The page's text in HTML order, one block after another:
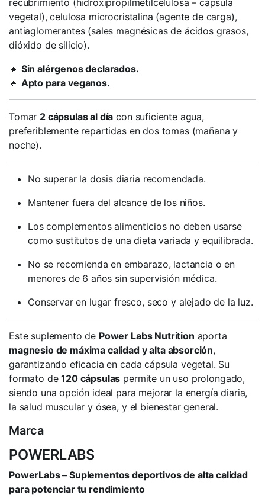
recubrimiento (hidroxipropilmetilcelulosa – cápsula
vegetal), celulosa microcristalina (agente de carga),
antiaglomerantes (sales magnésicas de ácidos grasos,
dióxido de silicio).
🔹 Sin alérgenos declarados.
🔹 Apto para veganos.
Tomar 2 cápsulas al día con suficiente agua,
preferiblemente repartidas en dos tomas (mañana y
noche).
No superar la dosis diaria recomendada.
Mantener fuera del alcance de los niños.
Los complementos alimenticios no deben usarse
como sustitutos de una dieta variada y equilibrada.
No se recomienda en embarazo, lactancia o en
menores de 6 años sin supervisión médica.
Conservar en lugar fresco, seco y alejado de la luz.
Este suplemento de Power Labs Nutrition aporta
magnesio de máxima calidad y alta absorción,
garantizando eficacia en cada cápsula vegetal. Su
formato de120 cápsulas permite un uso prolongado,
siendo una opción ideal para mejorar la energía diaria,
la salud muscular y ósea, y el bienestar general.
Marca
POWERLABS
PowerLabs – Suplementos deportivos de alta calidad
para potenciar tu rendimiento